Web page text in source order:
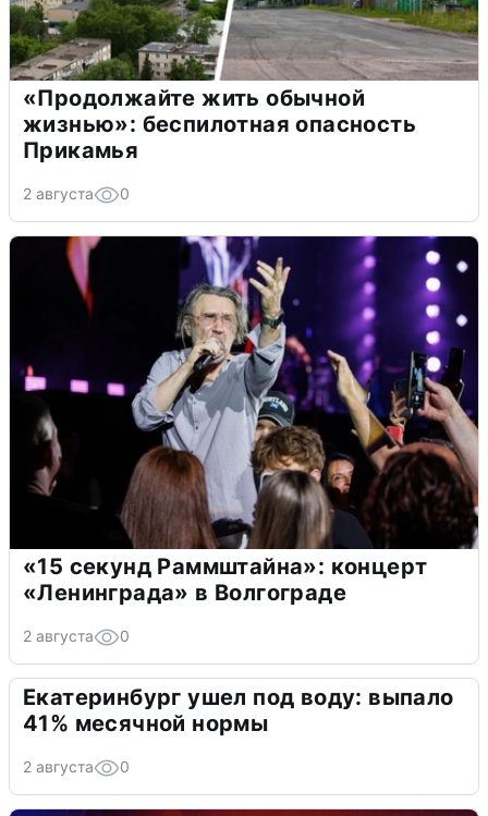
«Продолжайте жить обычной
жизнью»: беспилотная опасность
Прикамья
2 августа 0
«15 секунд Раммштайна»: концерт
«Ленинграда» в Волгограде
2 августа 0
Екатеринбург ушел под воду: выпало
41% месячной нормы
2 августа 0